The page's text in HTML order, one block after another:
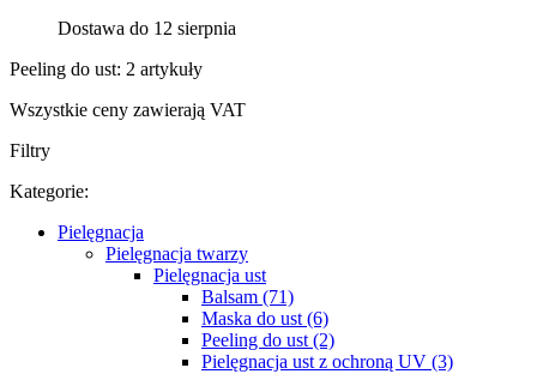
Dostawa do 12 sierpnia
Peeling do ust: 2 artykuły
Wszystkie ceny zawierają VAT
Filtry
Kategorie:
Pielęgnacja
Pielęgnacja twarzy
Pielęgnacja ust
Balsam (71)
Maska do ust (6)
Peeling do ust (2)
Pielęgnacja ust z ochroną UV (3)